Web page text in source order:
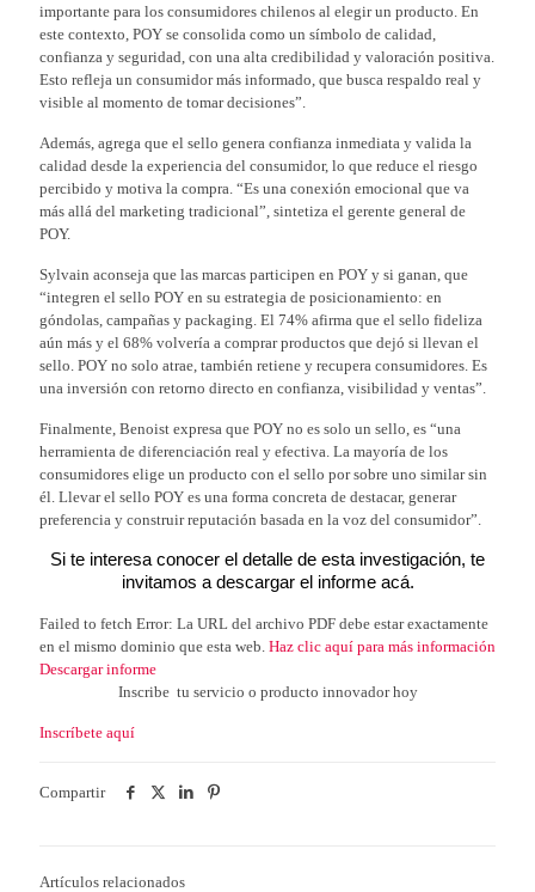
importante para los consumidores chilenos al elegir un producto. En
este contexto, POY se consolida como un símbolo de calidad,
confianza y seguridad, con una alta credibilidad y valoración positiva.
Esto refleja un consumidor más informado, que busca respaldo real y
visible al momento de tomar decisiones”.
Además, agrega que el sello genera confianza inmediata y valida la
calidad desde la experiencia del consumidor, lo que reduce el riesgo
percibido y motiva la compra. “Es una conexión emocional que va
más allá del marketing tradicional”, sintetiza el gerente general de
POY.
Sylvain aconseja que las marcas participen en POY y si ganan, que
“integren el sello POY en su estrategia de posicionamiento: en
góndolas, campañas y packaging. El 74% afirma que el sello fideliza
aún más y el 68% volvería a comprar productos que dejó si llevan el
sello. POY no solo atrae, también retiene y recupera consumidores. Es
una inversión con retorno directo en confianza, visibilidad y ventas”.
Finalmente, Benoist expresa que POY no es solo un sello, es “una
herramienta de diferenciación real y efectiva. La mayoría de los
consumidores elige un producto con el sello por sobre uno similar sin
él. Llevar el sello POY es una forma concreta de destacar, generar
preferencia y construir reputación basada en la voz del consumidor”.
Si te interesa conocer el detalle de esta investigación, te
invitamos a descargar el informe acá.
Failed to fetch Error: La URL del archivo PDF debe estar exactamente
en el mismo dominio que esta web. Haz clic aquí para más información
Descargar informe
Inscribe tu servicio o producto innovador hoy
Inscríbete aquí
Compartir
Artículos relacionados